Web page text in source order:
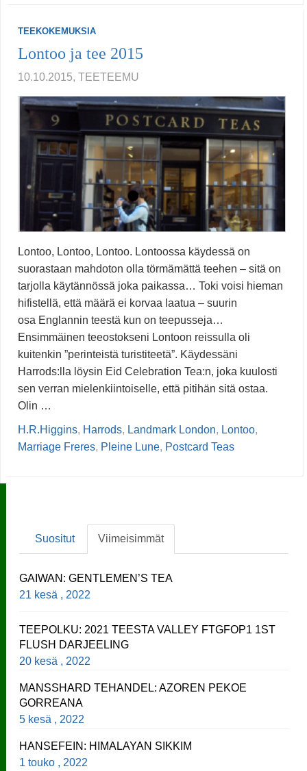
TEEKOKEMUKSIA
Lontoo ja tee 2015
10.10.2015, TEETEEMU
Lontoo, Lontoo, Lontoo. Lontoossa käydessä on
suorastaan mahdoton olla törmämättä teehen – sitä on
tarjolla käytännössä joka paikassa… Toki voisi hieman
hifistellä, että määrä ei korvaa laatua – suurin
osa Englannin teestä kun on teepusseja…
Ensimmäinen teeostokseni Lontoon reissulla oli
kuitenkin ”perinteistä turistiteetä”. Käydessäni
Harrods:lla löysin Eid Celebration Tea:n, joka kuulosti
sen verran mielenkiintoiselle, että pitihän sitä ostaa.
Olin …
H.R.Higgins, Harrods, Landmark London, Lontoo,
Marriage Freres, Pleine Lune, Postcard Teas
Suositut Viimeisimmät
GAIWAN: GENTLEMEN’S TEA
21 kesä , 2022
TEEPOLKU: 2021 TEESTA VALLEY FTGFOP1 1ST
FLUSH DARJEELING
20 kesä , 2022
MANSSHARD TEHANDEL: AZOREN PEKOE
GORREANA
5 kesä , 2022
HANSEFEIN: HIMALAYAN SIKKIM
1 touko , 2022